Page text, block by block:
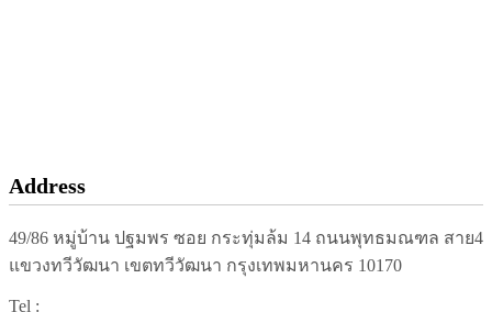
Address
49/86 หมู่บ้าน ปฐมพร ซอย กระทุ่มล้ม 14 ถนนพุทธมณฑล สาย4
แขวงทวีวัฒนา เขตทวีวัฒนา กรุงเทพมหานคร 10170
Tel :